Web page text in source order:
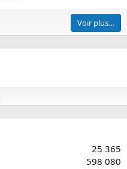
Voir plus…
25 365
598 080